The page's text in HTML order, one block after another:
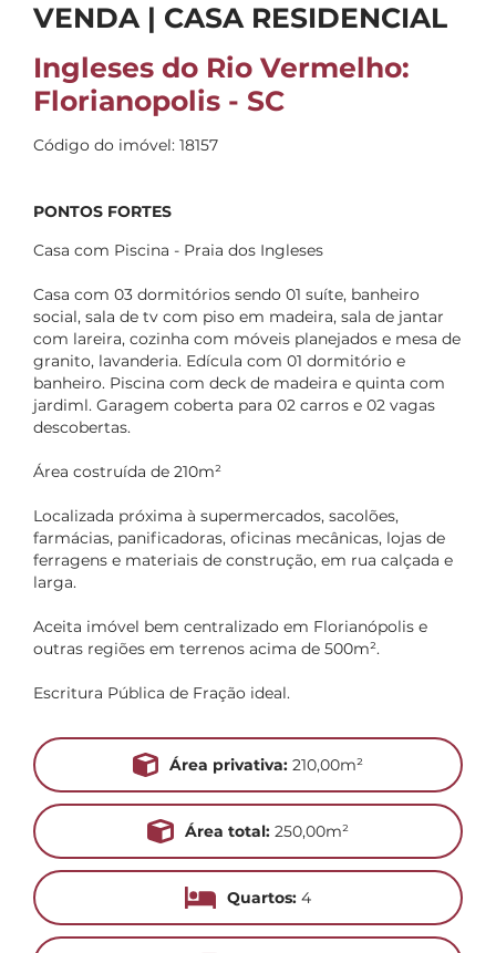
VENDA | CASA RESIDENCIAL
Ingleses do Rio Vermelho:
Florianopolis - SC
Código do imóvel: 18157
PONTOS FORTES
Casa com Piscina - Praia dos Ingleses
Casa com 03 dormitórios sendo 01 suíte, banheiro
social, sala de tv com piso em madeira, sala de jantar
com lareira, cozinha com móveis planejados e mesa de
granito, lavanderia. Edícula com 01 dormitório e
banheiro. Piscina com deck de madeira e quinta com
jardiml. Garagem coberta para 02 carros e 02 vagas
descobertas.
Área costruída de 210m²
Localizada próxima à supermercados, sacolões,
farmácias, panificadoras, oficinas mecânicas, lojas de
ferragens e materiais de construção, em rua calçada e
larga.
Aceita imóvel bem centralizado em Florianópolis e
outras regiões em terrenos acima de 500m².
Escritura Pública de Fração ideal.
Área privativa: 210,00m²
Área total:250,00m²
Quartos: 4